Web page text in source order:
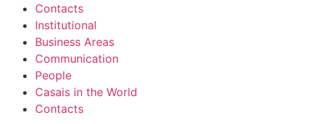
Contacts
Institutional
Business Areas
Communication
People
Casais in the World
Contacts